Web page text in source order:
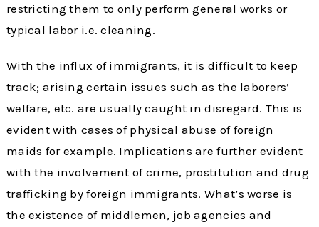
restricting them to only perform general works or
typical labor i.e. cleaning.
With the influx of immigrants, it is difficult to keep
track; arising certain issues such as the laborers’
welfare, etc. are usually caught in disregard. This is
evident with cases of physical abuse of foreign
maids for example. Implications are further evident
with the involvement of crime, prostitution and drug
trafficking by foreign immigrants. What’s worse is
the existence of middlemen, job agencies and